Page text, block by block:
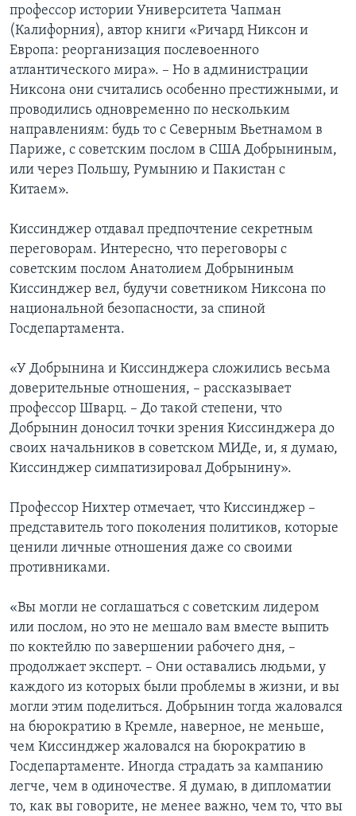
профессор истории Университета Чапман
(Калифорния), автор книги «Ричард Никсон и
Европа: реорганизация послевоенного
атлантического мира». – Но в администрации
Никсона они считались особенно престижными, и
проводились одновременно по нескольким
направлениям: будь то с Северным Вьетнамом в
Париже, с советским послом в США Добрыниным,
или через Польшу, Румынию и Пакистан с
Китаем».
Киссинджер отдавал предпочтение секретным
переговорам. Интересно, что переговоры с
советским послом Анатолием Добрыниным
Киссинджер вел, будучи советником Никсона по
национальной безопасности, за спиной
Госдепартамента.
«У Добрынина и Киссинджера сложились весьма
доверительные отношения, – рассказывает
профессор Шварц. – До такой степени, что
Добрынин доносил точки зрения Киссинджера до
своих начальников в советском МИДе, и, я думаю,
Киссинджер симпатизировал Добрынину».
Профессор Нихтер отмечает, что Киссинджер –
представитель того поколения политиков, которые
ценили личные отношения даже со своими
противниками.
«Вы могли не соглашаться с советским лидером
или послом, но это не мешало вам вместе выпить
по коктейлю по завершении рабочего дня, –
продолжает эксперт. – Они оставались людьми, у
каждого из которых были проблемы в жизни, и вы
могли этим поделиться. Добрынин тогда жаловался
на бюрократию в Кремле, наверное, не меньше,
чем Киссинджер жаловался на бюрократию в
Госдепартаменте. Иногда страдать за кампанию
легче, чем в одиночестве. Я думаю, в дипломатии
то, как вы говорите, не менее важно, чем то, что вы